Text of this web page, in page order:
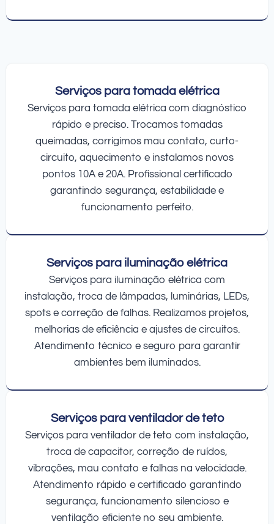
Serviços para tomada elétrica
Serviços para tomada elétrica com diagnóstico
rápido e preciso. Trocamos tomadas
queimadas, corrigimos mau contato, curto-
circuito, aquecimento e instalamos novos
pontos 10A e 20A. Profissional certificado
garantindo segurança, estabilidade e
funcionamento perfeito.
Serviços para iluminação elétrica
Serviços para iluminação elétrica com
instalação, troca de lâmpadas, luminárias, LEDs,
spots e correção de falhas. Realizamos projetos,
melhorias de eficiência e ajustes de circuitos.
Atendimento técnico e seguro para garantir
ambientes bem iluminados.
Serviços para ventilador de teto
Serviços para ventilador de teto com instalação,
troca de capacitor, correção de ruídos,
vibrações, mau contato e falhas na velocidade.
Atendimento rápido e certificado garantindo
segurança, funcionamento silencioso e
ventilação eficiente no seu ambiente.